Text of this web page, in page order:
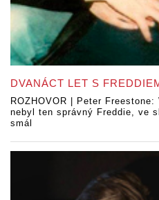
DVANÁCT LET S
ROZHOVOR | Peter
nebyl ten správný Freddie, ve
smál